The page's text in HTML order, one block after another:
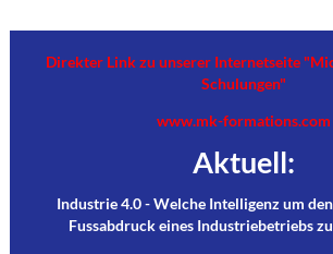
Direkter Link zu unserer Internetseite
Schulungen"
www.mk-formations.com
Aktuell:
Industrie 4.0 - Welche Intelligenz um
Fussabdruck eines Industriebetriebs